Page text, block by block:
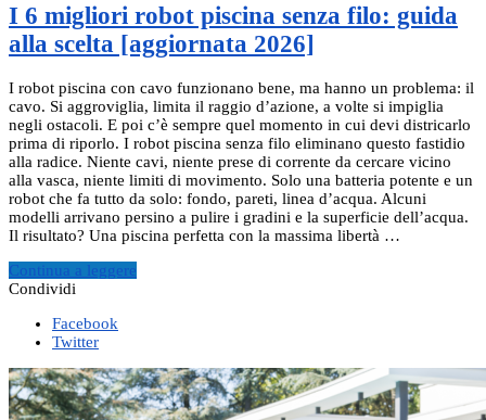
I 6 migliori robot piscina senza filo: guida
alla scelta [aggiornata 2026]
I robot piscina con cavo funzionano bene, ma hanno un problema: il
cavo. Si aggroviglia, limita il raggio d’azione, a volte si impiglia
negli ostacoli. E poi c’è sempre quel momento in cui devi districarlo
prima di riporlo. I robot piscina senza filo eliminano questo fastidio
alla radice. Niente cavi, niente prese di corrente da cercare vicino
alla vasca, niente limiti di movimento. Solo una batteria potente e un
robot che fa tutto da solo: fondo, pareti, linea d’acqua. Alcuni
modelli arrivano persino a pulire i gradini e la superficie dell’acqua.
Il risultato? Una piscina perfetta con la massima libertà …
Continua a leggere
Condividi
Facebook
Twitter